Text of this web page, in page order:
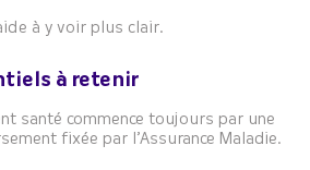
à y voir plus clair.
à retenir
santé commence toujours par une
fixée par l’Assurance Maladie.